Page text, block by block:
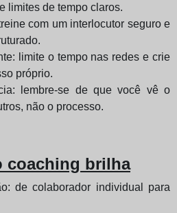
limites de tempo claros.
com um interlocutor seguro e
limite o tempo nas redes e crie
próprio.
lembre-se de que você vê o
não o processo.
coaching brilha
de colaborador individual para